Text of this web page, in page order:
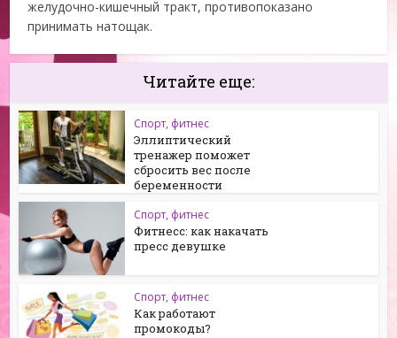
желудочно-кишечный тракт, противопоказано
принимать натощак.
Читайте еще:
Спорт, фитнес
Эллиптический
тренажер поможет
сбросить вес после
беременности
Спорт, фитнес
Фитнесс: как накачать
пресс девушке
Спорт, фитнес
Как работают
промокоды?